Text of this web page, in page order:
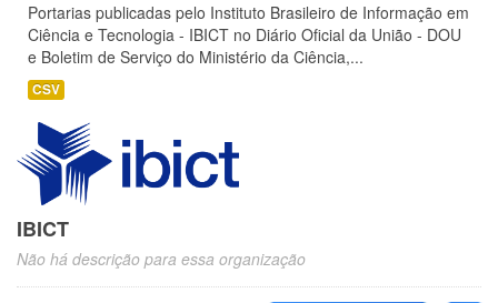
Portarias publicadas pelo Instituto Brasileiro de Informação em
Ciência e Tecnologia - IBICT no Diário Oficial da União - DOU
e Boletim de Serviço do Ministério da Ciência,...
CSV
IBICT
Não há descrição para essa organização